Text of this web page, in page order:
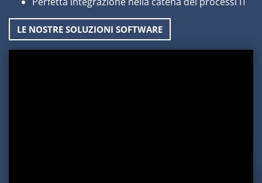
LE NOSTRE SOLUZIONI SOFTWARE